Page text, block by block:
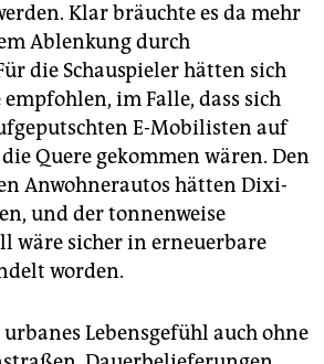
Klar bräuchte es da mehr
Ablenkung durch
die Schauspieler hätten sich
im Falle, dass sich
E-Mobilisten auf
Quere gekommen wären. Den
Anwohnerautos hätten Dixi-
und der tonnenweise
wäre sicher in erneuerbare
worden.
urbanes Lebensgefühl auch ohne